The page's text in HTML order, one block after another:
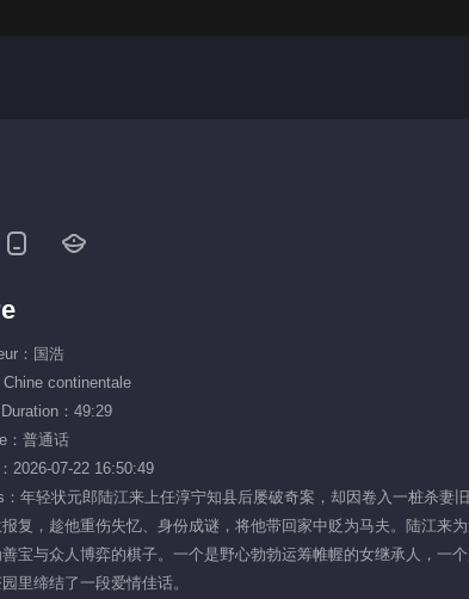
：国浩
Chine continentale
：49:29
：普通话
2026-07-22 16:50:49
：年轻状元郎陆江来上任淳宁知县后屡破奇案，却因卷入一桩杀
复，趁他重伤失忆、身份成谜，将他带回家中贬为马夫。陆江来
善宝与众人博弈的棋子。一个是野心勃勃运筹帷幄的女继承人，一
里缔结了一段爱情佳话。